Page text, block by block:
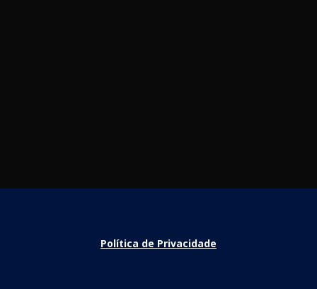
Política de Privacidade